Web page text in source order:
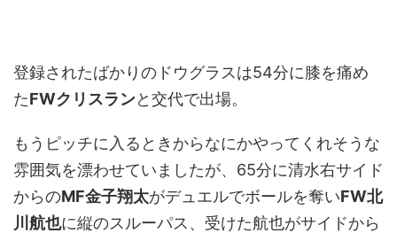
登録されたばかりのドウグラスは54分に膝を痛め
たFWクリスランと交代で出場。
もうピッチに入るときからなにかやってくれそうな
雰囲気を漂わせていましたが、65分に清水右サイド
からのMF金子翔太がデュエルでボールを奪いFW北
川航也に縦のスルーパス、受けた航也がサイドから